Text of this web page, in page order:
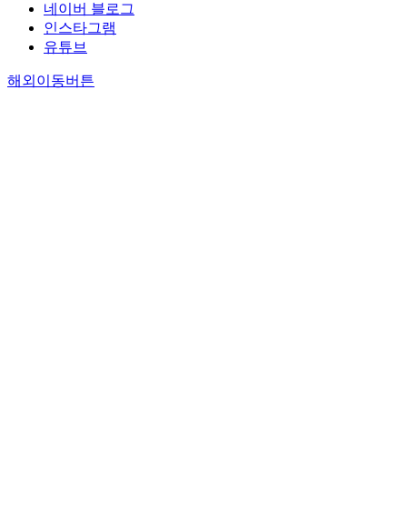
네이버 블로그
인스타그램
유튜브
해외이동버튼